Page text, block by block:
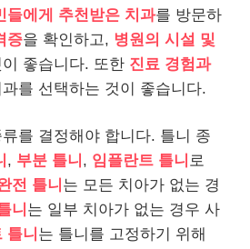
들에게 추천받은 치과를 방문하
증을 확인하고, 병원의 시설 및
좋습니다. 또한 진료 경험과
를 선택하는 것이 좋습니다.
를 결정해야 합니다. 틀니 종
, 부분 틀니 , 임플란트 틀니 로
전 틀니 는 모든 치아가 없는 경
니 는 일부 치아가 없는 경우 사
틀니 는 틀니를 고정하기 위해